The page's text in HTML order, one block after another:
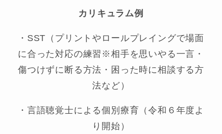
カリキュラム例
・SST（プリントやロールプレイングで場面
に合った対応の練習※相手を思いやる一言・
傷つけずに断る方法・困った時に相談する方
法など）
・言語聴覚士による個別療育（令和６年度よ
り開始）